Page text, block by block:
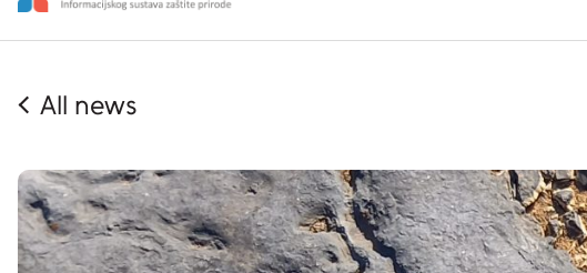
All news